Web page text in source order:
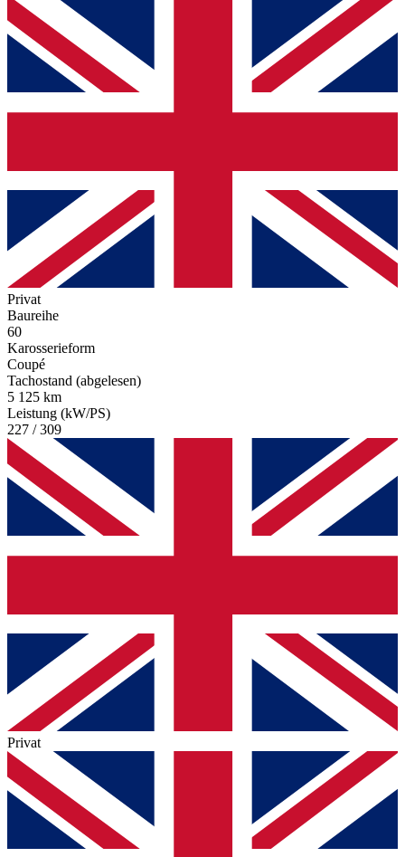
Privat
Baureihe
60
Karosserieform
Coupé
Tachostand (abgelesen)
5 125 km
Leistung (kW/PS)
227 / 309
Privat